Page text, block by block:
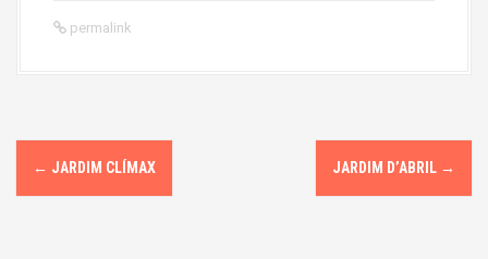
permalink
P
o
← JARDIM CLÍMAX JARDIM D’ABRIL →